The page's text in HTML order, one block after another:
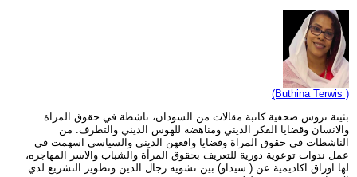
(Buthina Terwis )
بثينة تروس صحفية كاتبة مقالات من السودان، ناشطة في حقوق المراة
والانسان وقضايا الفكر الديني ومناهضة للهوس الديني والتطرف. من
الناشطات في حقوق المراة وقضايا واقعهن الديني والسياسي اسهمت في
عمل ندوات توعوية دورية للتعريف بحقوق المرأة والشباب والاسر المهاجره،
لها اوراق اكاديمية عن ( سيداو) بين تشويه رجال الدين وتطوير التشريع لدي